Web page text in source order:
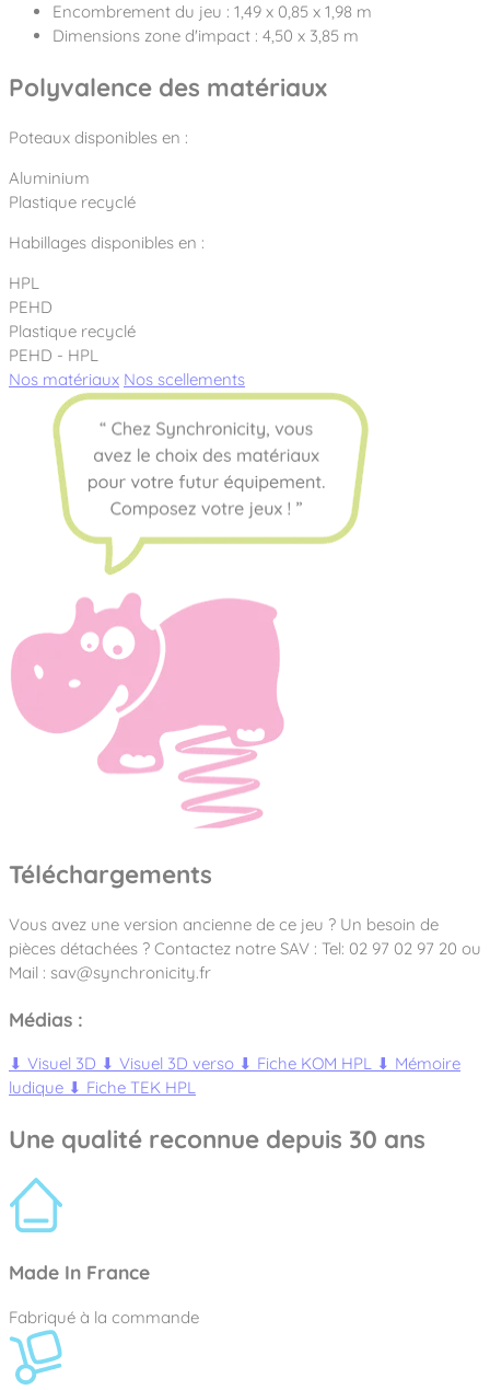
Encombrement du jeu : 1,49 x 0,85 x 1,98 m
Dimensions zone d'impact : 4,50 x 3,85 m
Polyvalence des matériaux
Poteaux disponibles en :
Aluminium
Plastique recyclé
Habillages disponibles en :
HPL
PEHD
Plastique recyclé
PEHD - HPL
Nos matériaux Nos scellements
Téléchargements
Vous avez une version ancienne de ce jeu ? Un besoin de
pièces détachées ? Contactez notre SAV : Tel: 02 97 02 97 20 ou
Mail : sav@synchronicity.fr
Médias :
⬇ Visuel 3D ⬇ Visuel 3D verso ⬇ Fiche KOM HPL ⬇ Mémoire
ludique ⬇ Fiche TEK HPL
Une qualité reconnue depuis 30 ans
Made In France
Fabriqué à la commande